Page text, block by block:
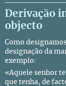
Derivação
objecto
Como
designação da
exemplo:
«Aquele senhor
que tenha, de